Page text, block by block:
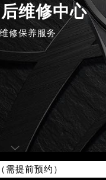
维修中心
修保养服务
港、澳门、台湾全部
室（北京总部）（需
预约）
需提前预约）
约）